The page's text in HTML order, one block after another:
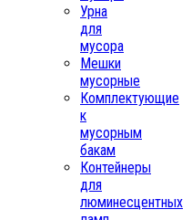
Урна
для
мусора
Мешки
мусорные
Комплектующие
к
мусорным
бакам
Контейнеры
для
люминесцентных